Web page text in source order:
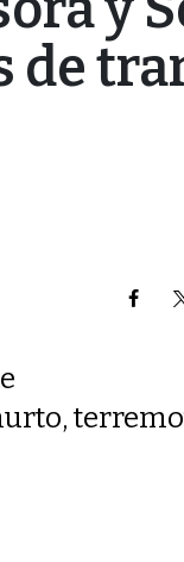
de